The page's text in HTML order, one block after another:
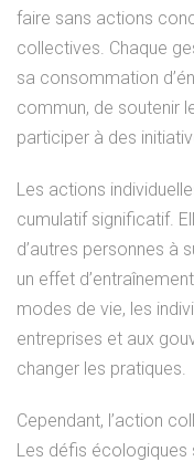
faire sans actions
collectives. Chaque
sa consommation
commun, de soutenir
participer à des
Les actions
cumulatif significatif.
d’autres personnes à
un effet
modes de vie, les
entreprises et aux
changer les pratiques.
Cependant, l’action
Les défis